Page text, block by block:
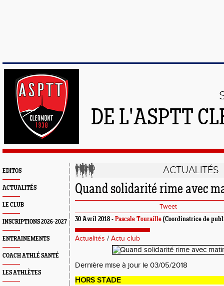
DE L'ASPTT
EDITOS
ACTUALITÉS
LE CLUB
INSCRIPTIONS 2026-2027
ENTRAINEMENTS
COACH ATHLÉ SANTÉ
LES ATHLÈTES
ACTUALITÉS
Quand solidarité rime avec
Tweet
30 Avril 2018 - Pascale Touraille (Coordinatrice de
Actualités / Actu club
Dernière mise à jour le 03/05/2018
HORS STADE